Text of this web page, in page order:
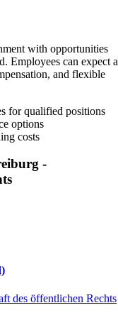
with opportunities
Employees can expect a
and flexible
for qualified positions
options
costs
-
des öffentlichen Rechts